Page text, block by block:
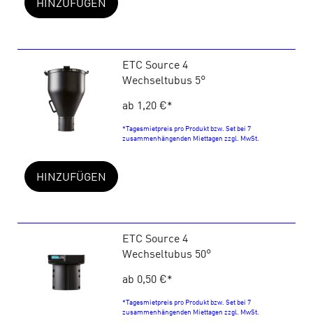
HINZUFÜGEN
ETC Source 4
Wechseltubus 5°
ab 1,20 €*
*Tagesmietpreis pro Produkt bzw. Set bei 7
zusammenhängenden Miettagen zzgl. MwSt.
HINZUFÜGEN
ETC Source 4
Wechseltubus 50°
ab 0,50 €*
*Tagesmietpreis pro Produkt bzw. Set bei 7
zusammenhängenden Miettagen zzgl. MwSt.